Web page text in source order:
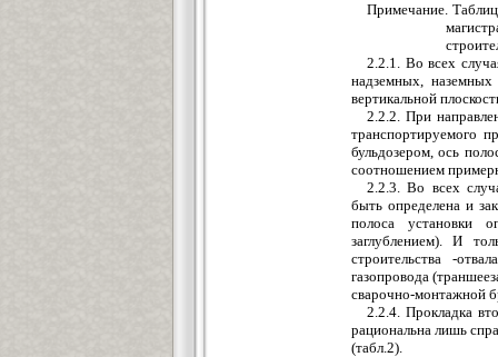
Примечание.
2.2.1. Во всех
надземных,
вертикальной
2.2.2. При
транспортируемого
бульдозером, ось
соотношением
2.2.3. Во всех
быть определена и
полоса установки
заглублением). И
строительства -
газопровода
сварочно-монтажной
2.2.4. Прокладка
рациональна лишь
(табл.2).